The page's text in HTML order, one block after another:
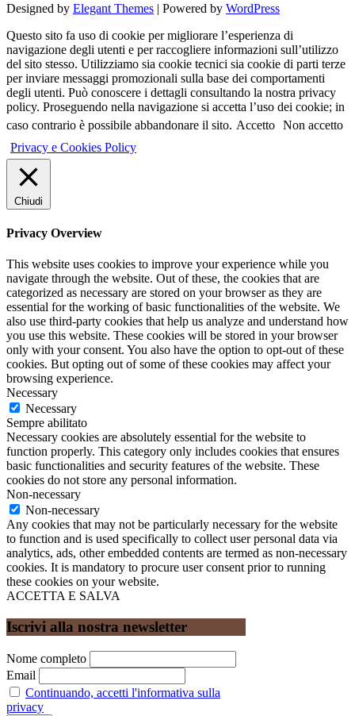
Designed by Elegant Themes | Powered by WordPress
Questo sito fa uso di cookie per migliorare l’esperienza di
navigazione degli utenti e per raccogliere informazioni sull’utilizzo
del sito stesso. Utilizziamo sia cookie tecnici sia cookie di parti terze
per inviare messaggi promozionali sulla base dei comportamenti
degli utenti. Può conoscere i dettagli consultando la nostra privacy
policy. Proseguendo nella navigazione si accetta l’uso dei cookie; in
caso contrario è possibile abbandonare il sito. Accetto Non accetto
Privacy e Cookies Policy
Chiudi
Privacy Overview
This website uses cookies to improve your experience while you
navigate through the website. Out of these, the cookies that are
categorized as necessary are stored on your browser as they are
essential for the working of basic functionalities of the website. We
also use third-party cookies that help us analyze and understand how
you use this website. These cookies will be stored in your browser
only with your consent. You also have the option to opt-out of these
cookies. But opting out of some of these cookies may affect your
browsing experience.
Necessary
Necessary
Sempre abilitato
Necessary cookies are absolutely essential for the website to
function properly. This category only includes cookies that ensures
basic functionalities and security features of the website. These
cookies do not store any personal information.
Non-necessary
Non-necessary
Any cookies that may not be particularly necessary for the website
to function and is used specifically to collect user personal data via
analytics, ads, other embedded contents are termed as non-necessary
cookies. It is mandatory to procure user consent prior to running
these cookies on your website.
ACCETTA E SALVA
Iscrivi alla nostra newsletter
Nome completo
Email
Continuando, accetti l'informativa sulla
privacy